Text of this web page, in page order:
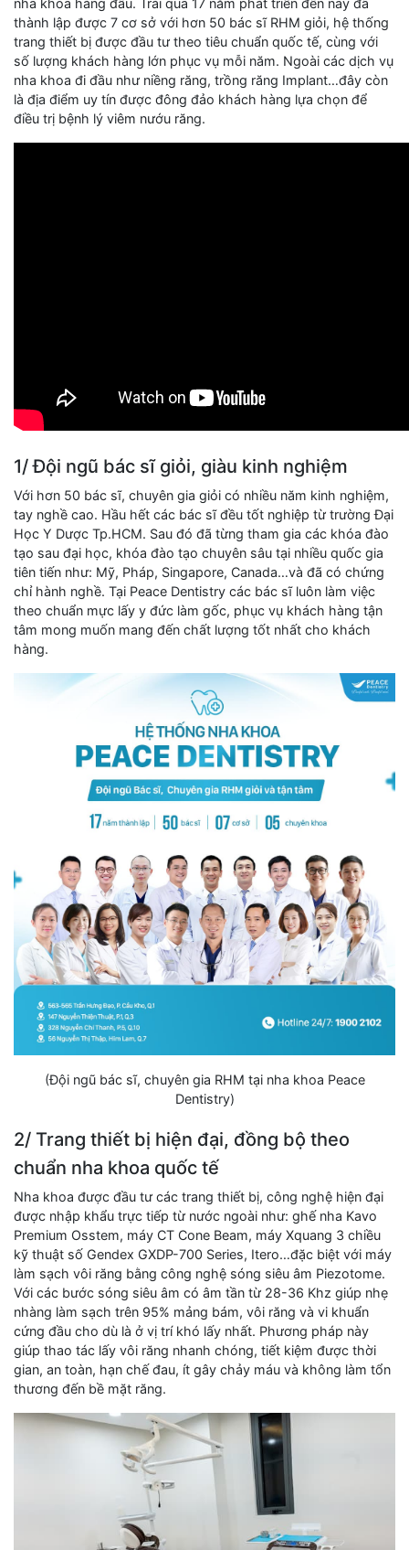
nha khoa hàng đầu. Trải qua 17 năm phát triển đến nay đã
thành lập được 7 cơ sở với hơn 50 bác sĩ RHM giỏi, hệ thống
trang thiết bị được đầu tư theo tiêu chuẩn quốc tế, cùng với
số lượng khách hàng lớn phục vụ mỗi năm. Ngoài các dịch vụ
nha khoa đi đầu như niềng răng, trồng răng Implant…đây còn
là địa điểm uy tín được đông đảo khách hàng lựa chọn để
điều trị bệnh lý viêm nướu răng.
1/ Đội ngũ bác sĩ giỏi, giàu kinh nghiệm
Với hơn 50 bác sĩ, chuyên gia giỏi có nhiều năm kinh nghiệm,
tay nghề cao. Hầu hết các bác sĩ đều tốt nghiệp từ trường Đại
Học Y Dược Tp.HCM. Sau đó đã từng tham gia các khóa đào
tạo sau đại học, khóa đào tạo chuyên sâu tại nhiều quốc gia
tiên tiến như: Mỹ, Pháp, Singapore, Canada…và đã có chứng
chỉ hành nghề. Tại Peace Dentistry các bác sĩ luôn làm việc
theo chuẩn mực lấy y đức làm gốc, phục vụ khách hàng tận
tâm mong muốn mang đến chất lượng tốt nhất cho khách
hàng.
(Đội ngũ bác sĩ, chuyên gia RHM tại nha khoa Peace
Dentistry)
2/ Trang thiết bị hiện đại, đồng bộ theo
chuẩn nha khoa quốc tế
Nha khoa được đầu tư các trang thiết bị, công nghệ hiện đại
được nhập khẩu trực tiếp từ nước ngoài như: ghế nha Kavo
Premium Osstem, máy CT Cone Beam, máy Xquang 3 chiều
kỹ thuật số Gendex GXDP-700 Series, Itero…đặc biệt với máy
làm sạch vôi răng bằng công nghệ sóng siêu âm Piezotome.
Với các bước sóng siêu âm có âm tần từ 28-36 Khz giúp nhẹ
nhàng làm sạch trên 95% mảng bám, vôi răng và vi khuẩn
cứng đầu cho dù là ở vị trí khó lấy nhất. Phương pháp này
giúp thao tác lấy vôi răng nhanh chóng, tiết kiệm được thời
gian, an toàn, hạn chế đau, ít gây chảy máu và không làm tổn
thương đến bề mặt răng.